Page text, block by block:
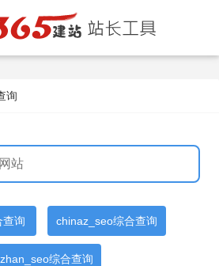
询
查询 chinaz_seo综合查询
综合查询